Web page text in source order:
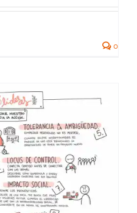
0